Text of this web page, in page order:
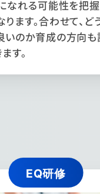
なれる可能性を把
ます。合わせて、ど
いのか育成の方向も
す。
EQ研修